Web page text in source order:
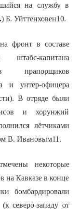
на службу в
) Б. Уйттенховен10.
фронт в составе
капитана
прапорщиков
и унтер-офицера
В отряде были
и хорунжий
лётчиками
В. Ивановым11.
некоторые
на Кавказе в конце
бомбардировали
северо-западу от